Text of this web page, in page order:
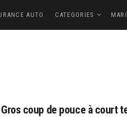
AUTO CATEGORIES
Gros coup de pouce à court